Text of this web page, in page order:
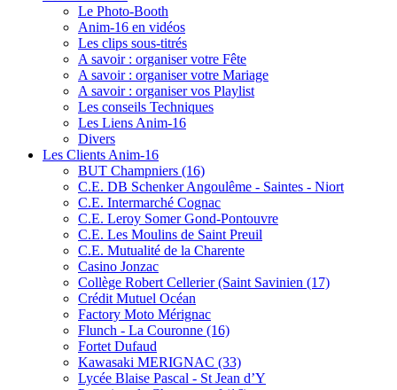
Le Photo-Booth
Anim-16 en vidéos
Les clips sous-titrés
A savoir : organiser votre Fête
A savoir : organiser votre Mariage
A savoir : organiser vos Playlist
Les conseils Techniques
Les Liens Anim-16
Divers
Les Clients Anim-16
BUT Champniers (16)
C.E. DB Schenker Angoulême - Saintes - Niort
C.E. Intermarché Cognac
C.E. Leroy Somer Gond-Pontouvre
C.E. Les Moulins de Saint Preuil
C.E. Mutualité de la Charente
Casino Jonzac
Collège Robert Cellerier (Saint Savinien (17)
Crédit Mutuel Océan
Factory Moto Mérignac
Flunch - La Couronne (16)
Fortet Dufaud
Kawasaki MERIGNAC (33)
Lycée Blaise Pascal - St Jean d’Y